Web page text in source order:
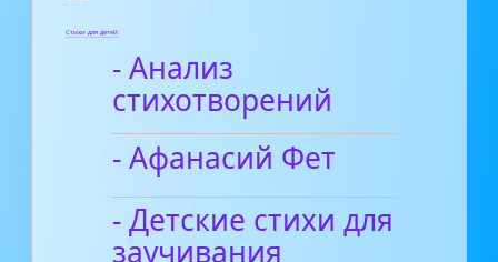
Стихи для детей
- Анализ
стихотворений
- Афанасий Фет
- Детские стихи для
заучивания